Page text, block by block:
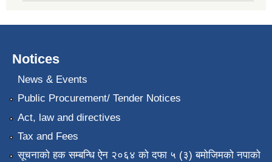
Notices
News & Events
Public Procurement/ Tender Notices
Act, law and directives
Tax and Fees
सूचनाको हक सम्बन्धि ऐन २०६४ को दफा ५ (३) बमोजिमको नपाको